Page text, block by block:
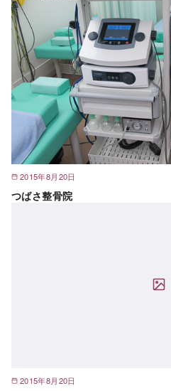
2015年8月20日
つばさ整骨院
2015年8月20日